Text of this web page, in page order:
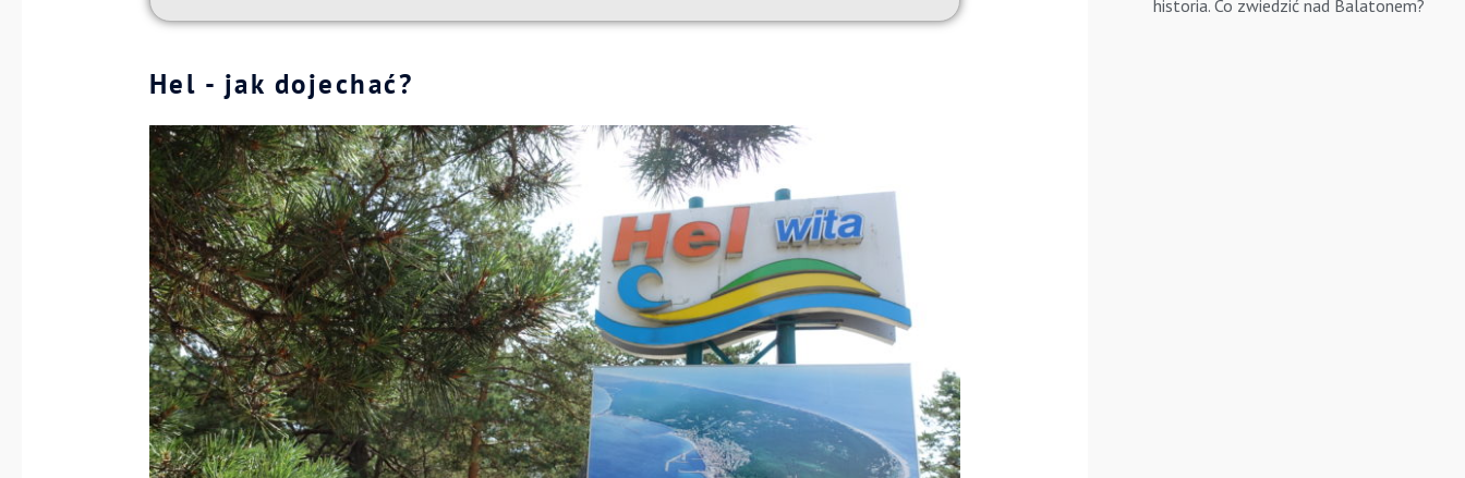
Hel - jak dojechać?
historia. Co zwiedzić nad Balatonem?